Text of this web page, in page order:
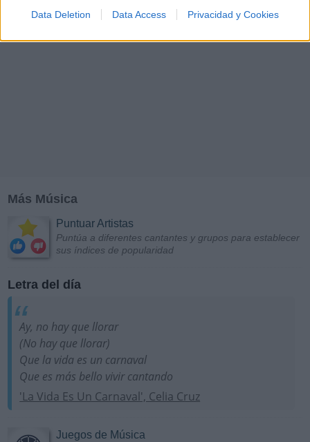
Data Deletion Data Access Privacidad y Cookies
Más Música
Puntuar Artistas
Puntúa a diferentes cantantes y grupos para establecer
sus índices de popularidad
Letra del día
Ay, no hay que llorar
(No hay que llorar)
Que la vida es un carnaval
Que es más bello vivir cantando
'La Vida Es Un Carnaval', Celia Cruz
Juegos de Música